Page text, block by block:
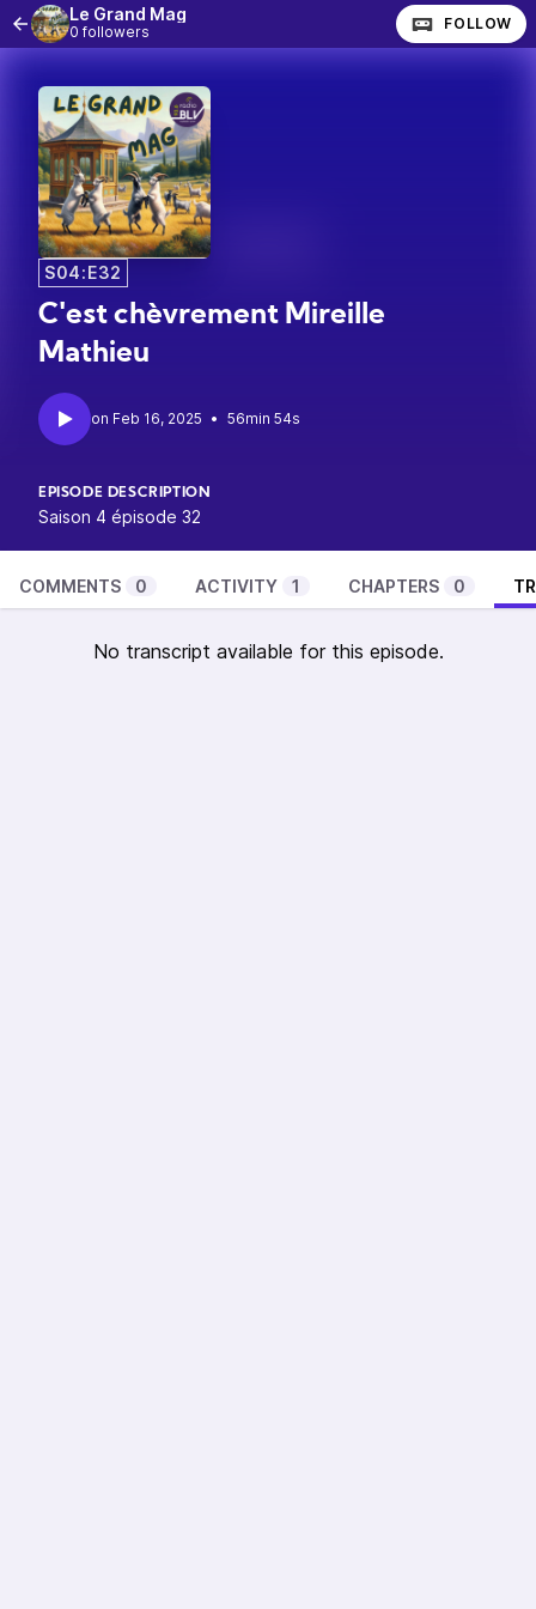
Le Grand Mag
0 followers FOLLOW
S04:E32
C'est chèvrement Mireille
Mathieu
• 56min 54s
EPISODE DESCRIPTION
Saison 4 épisode 32
COMMENTS 0 ACTIVITY 1 CHAPTERS 0
No transcript available for this episode.